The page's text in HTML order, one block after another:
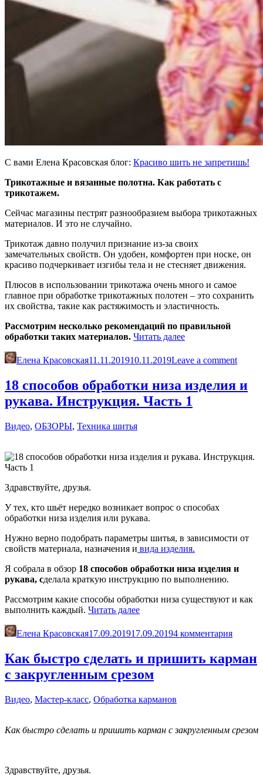
С вами Елена Красовская блог: Красиво шить не запретишь!
Трикотажные и вязанные полотна. Как работать с
трикотажем.
Сейчас магазины пестрят разнообразием выбора трикотажных
материалов. И это не случайно.
Трикотаж давно получил признание из-за своих
замечательных свойств. Он удобен, комфортен при носке, он
красиво подчеркивает изгибы тела и не стесняет движения.
Плюсов в использовании трикотажа очень много и самое
главное при обработке трикотажных полотен – это сохранить
их свойства, такие как растяжимость и эластичность.
Рассмотрим несколько рекомендаций по правильной
обработки таких материалов. Читать далее«Как
с
трикотажем»
Елена Красовская11.11.201910.11.2019Leave a comment
18 способов обработки низа изделия и
рукава. Инструкция. Часть 1
Видео, ОБЗОРЫ, Техника шитья
Здравствуйте, друзья.
У тех, кто шьёт нередко возникает вопрос о способах
обработки низа изделия или рукава.
Нужно верно подобрать параметры шитья, в зависимости от
свойств материала, назначения и вида изделия.
Я собрала в обзор 18 способов обработки низа изделия и
рукава, сделала краткую инструкцию по выполнению.
Рассмотрим какие способы обработки низа существуют и как
выполнить каждый. Читать далее«18
обработки
низа
и
рукава.
Инструкция.
1»
Елена Красовская17.09.201917.09.20194 комментария
Как быстро сделать и пришить карман
с закругленным срезом
Видео, Мастер-класс, Обработка карманов
Как быстро сделать и пришить карман с закругленным срезом
Здравствуйте, друзья.